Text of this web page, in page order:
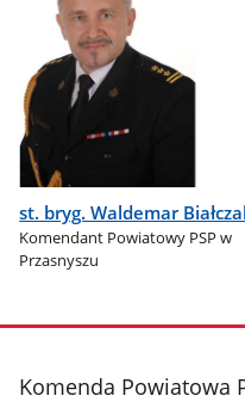
st. bryg. Waldemar
Komendant Powiatowy PSP w
Przasnyszu
stopka
Komenda Powiatowa